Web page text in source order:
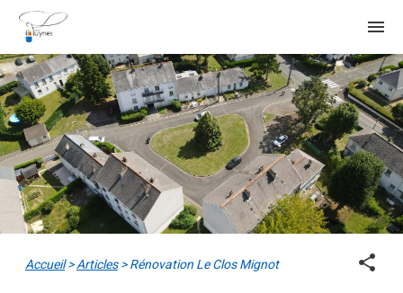
menu
Accueil>Articles>Rénovation Le Clos Mignot share